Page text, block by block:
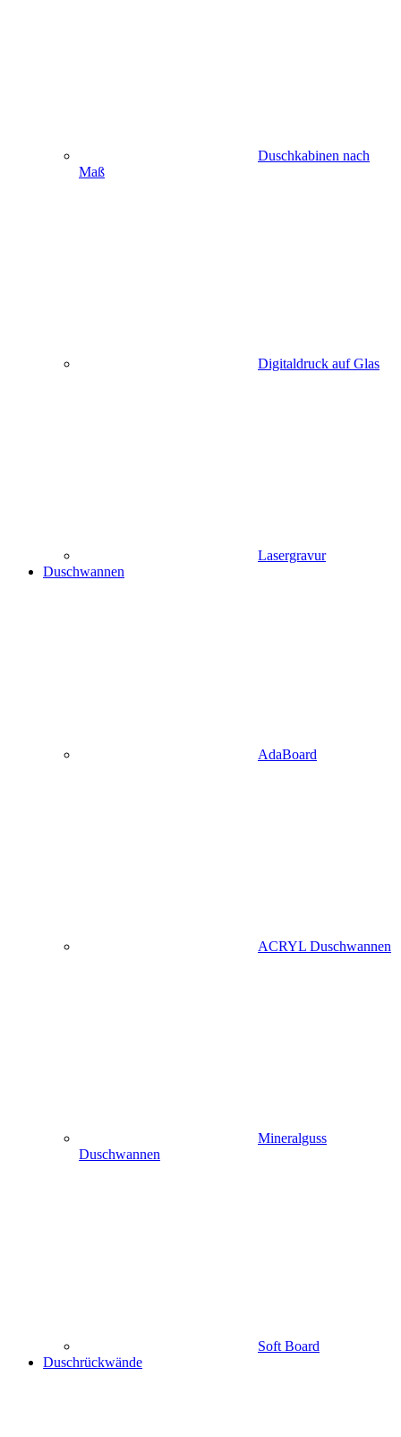
Duschkabinen nach
Maß
Digitaldruck auf Glas
Lasergravur
Duschwannen
AdaBoard
ACRYL Duschwannen
Mineralguss
Duschwannen
Soft Board
Duschrückwände